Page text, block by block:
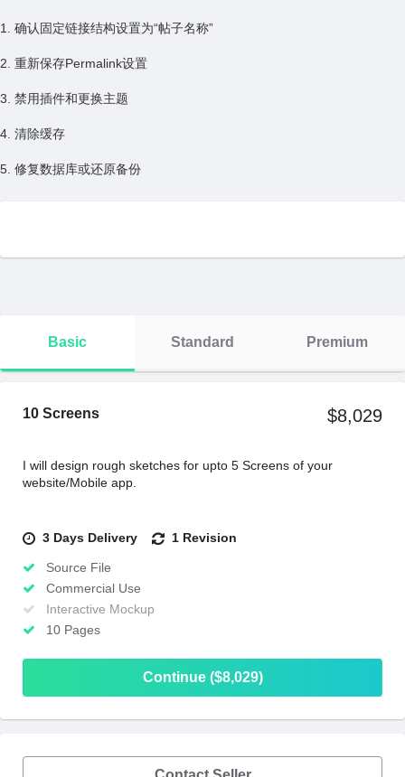
1. 确认固定链接结构设置为“帖⼦名称”
2. 重新保存Permalink设置
3. 禁⽤插件和更换主题
4. 清除缓存
5. 修复数据库或还原备份
Basic Standard Premium
10 Screens $8,029
I will design rough sketches for upto 5 Screens of your
website/Mobile app.
3 Days Delivery 1 Revision
Source File
Commercial Use
Interactive Mockup
10 Pages
Continue ($8,029)